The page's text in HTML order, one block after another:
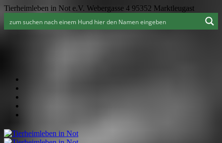
Tierheimleben in Not e.V. Webergasse 4 95352 Marktleugast